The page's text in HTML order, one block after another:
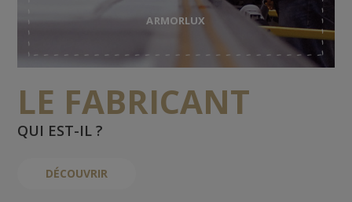
ARMORLUX
LE FABRICANT
QUI EST-IL ?
DÉCOUVRIR